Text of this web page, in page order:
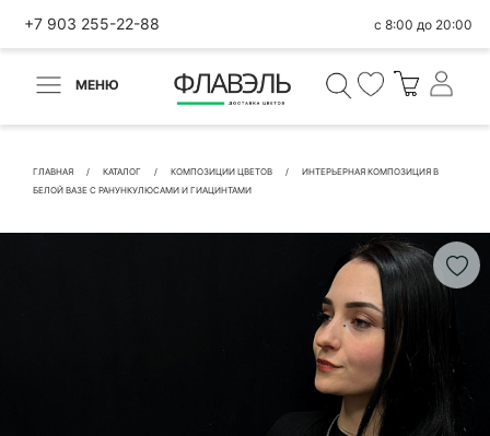
+7 903 255-22-88 с 8:00 до 20:00
МЕНЮ
ГЛАВНАЯ КАТАЛОГ КОМПОЗИЦИИ ЦВЕТОВ
ИНТЕРЬЕРНАЯ КОМПОЗИЦИЯ В
БЕЛОЙ ВАЗЕ С РАНУНКУЛЮСАМИ И ГИАЦИНТАМИ
ВЕРНУТЬСЯ
Быстрая покупка
КОНТАКТНЫЕ ДАННЫЕ